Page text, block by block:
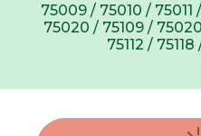
75009 / 75010 / 75011
75020 / 75109 / 75020
75112 /